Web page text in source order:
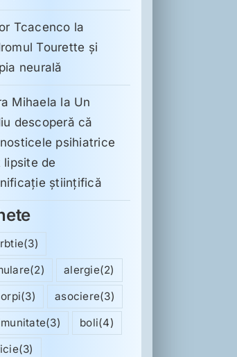
Tcacenco la
Tourette şi
neurală
Mihaela la Un
descoperă că
psihiatrice
lipsite de
științifică
(3)
(2) alergie(2)
(3) asociere(3)
(3) boli(4)
(3)